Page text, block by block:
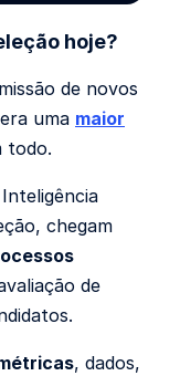
hoje?
de novos
uma maior
todo.
chegam
de
, dados,